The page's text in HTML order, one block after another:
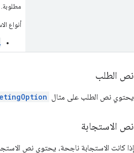
مطلوبة.
أنواع
نص الطلب
يحتوي نص الطلب على مثال
نص الاستجابة
إذا كانت الاستجابة ناجحة، يحتوي نص